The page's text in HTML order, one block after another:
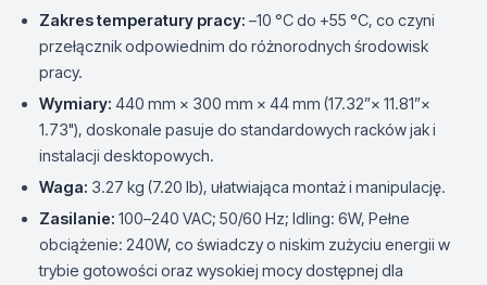
Zakres temperatury pracy: –10 °C do +55 °C, co czyni
przełącznik odpowiednim do różnorodnych środowisk
pracy.
Wymiary: 440 mm × 300 mm × 44 mm (17.32”× 11.81”×
1.73"), doskonale pasuje do standardowych racków jak i
instalacji desktopowych.
Waga: 3.27 kg (7.20 lb), ułatwiająca montaż i manipulację.
Zasilanie: 100–240 VAC; 50/60 Hz; Idling: 6W, Pełne
obciążenie: 240W, co świadczy o niskim zużyciu energii w
trybie gotowości oraz wysokiej mocy dostępnej dla